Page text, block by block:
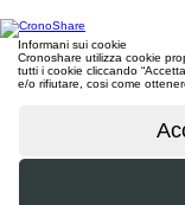
Informani sui cookie
Cronoshare utilizza cookie
tutti i cookie cliccando
e/o rifiutare, cosi come